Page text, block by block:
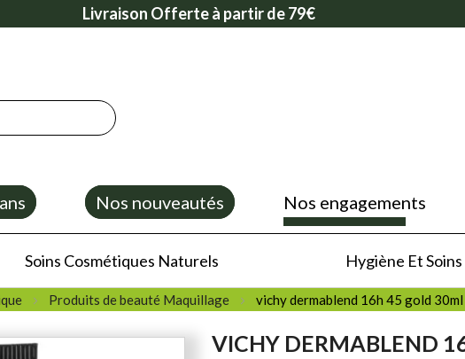
Livraison Offerte à partir de 79€
Nos nouveautés Nos engagements
Soins Cosmétiques Naturels Hygiène Et Soins
Produits de beauté Maquillage vichy dermablend 16h 45 gold
VICHY DERMABLEND